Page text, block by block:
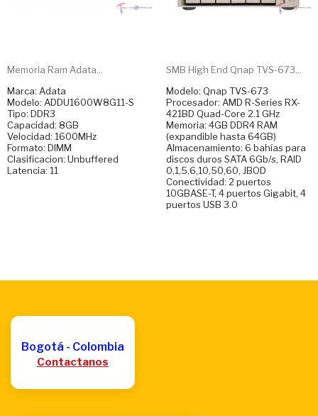
Memoria Ram Adata...
Marca: Adata
Modelo: ADDU1600W8G11-S
Tipo: DDR3
Capacidad: 8GB
Velocidad: 1600MHz
Formato: DIMM
Clasificacion: Unbuffered
Latencia: 11
SMB High End Qnap TVS-673...
Modelo: Qnap TVS-673
Procesador: AMD R-Series RX-
421BD Quad-Core 2.1 GHz
Memoria: 4GB DDR4 RAM
(expandible hasta 64GB)
Almacenamiento: 6 bahías para
discos duros SATA 6Gb/s, RAID
0,1,5,6,10,50,60, JBOD
Conectividad: 2 puertos
10GBASE-T, 4 puertos Gigabit, 4
puertos USB 3.0
Bogotá - Colombia
Contactanos